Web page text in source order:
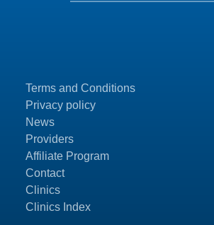
Terms and Conditions
Privacy policy
News
Providers
Affiliate Program
Contact
Clinics
Clinics Index